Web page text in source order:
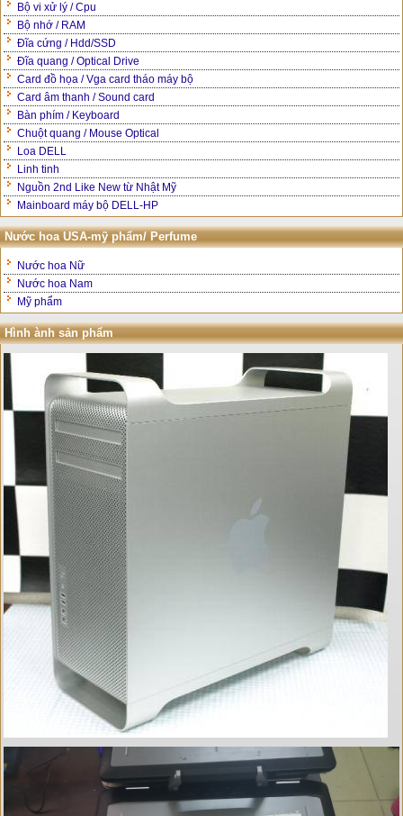
Bộ vi xử lý / Cpu
Bộ nhớ / RAM
Đĩa cứng / Hdd/SSD
Đĩa quang / Optical Drive
Card đồ họa / Vga card tháo máy bộ
Card âm thanh / Sound card
Bàn phím / Keyboard
Chuột quang / Mouse Optical
Loa DELL
Linh tinh
Nguồn 2nd Like New từ Nhật Mỹ
Mainboard máy bộ DELL-HP
Nước hoa USA-mỹ phẩm/ Perfume
Nước hoa Nữ
Nước hoa Nam
Mỹ phẩm
Hình ành sản phẩm